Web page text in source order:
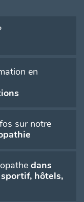
en
sur notre
dans
hôtels,